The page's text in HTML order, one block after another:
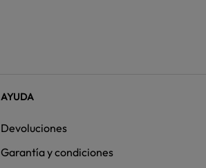
AYUDA
Devoluciones
Garantía y condiciones